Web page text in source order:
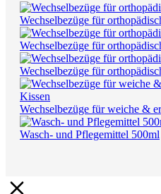
Wechselbezüge für
Wechselbezüge für
Wechselbezüge für
Wechselbezüge für weiche &
Wasch- und Pflegemittel 500ml